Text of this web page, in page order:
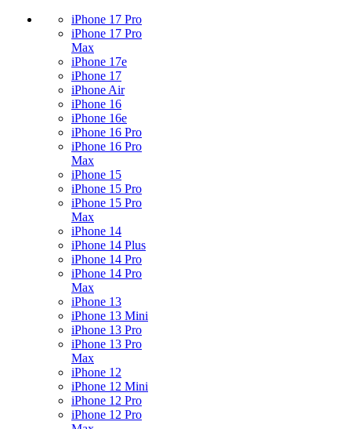
iPhone 17 Pro
iPhone 17 Pro
Max
iPhone 17e
iPhone 17
iPhone Air
iPhone 16
iPhone 16e
iPhone 16 Pro
iPhone 16 Pro
Max
iPhone 15
iPhone 15 Pro
iPhone 15 Pro
Max
iPhone 14
iPhone 14 Plus
iPhone 14 Pro
iPhone 14 Pro
Max
iPhone 13
iPhone 13 Mini
iPhone 13 Pro
iPhone 13 Pro
Max
iPhone 12
iPhone 12 Mini
iPhone 12 Pro
iPhone 12 Pro